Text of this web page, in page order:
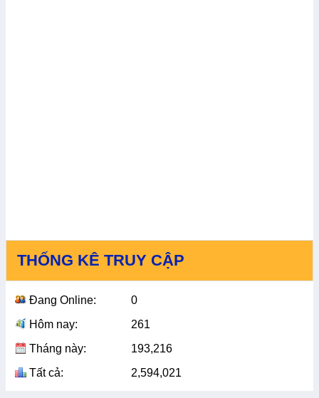
THỐNG KÊ TRUY CẬP
Đang Online:
0
Hôm nay:
261
Tháng này:
193,216
Tất cả:
2,594,021